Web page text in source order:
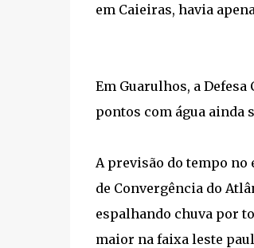
em Caieiras, havia
Em Guarulhos, a
pontos com água ainda
A previsão do tempo no
de Convergência do
espalhando chuva por
maior na faixa leste